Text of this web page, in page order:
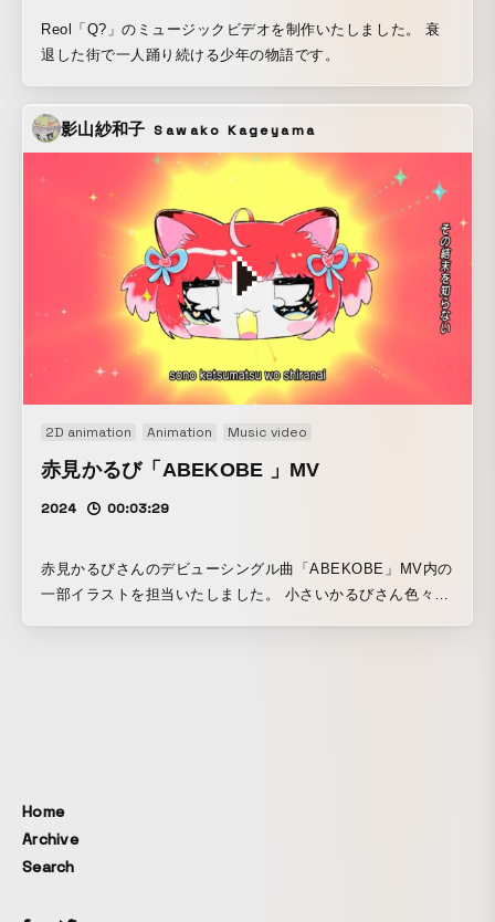
Reol「Q?」のミュージックビデオを制作いたしました。 衰
退した街で一人踊り続ける少年の物語です。
影山紗和子 Sawako Kageyama
2D animation Animation Music video
赤見かるび「ABEKOBE 」MV
2024 00:03:29
赤見かるびさんのデビューシングル曲「ABEKOBE」MV内の
一部イラストを担当いたしました。 小さいかるびさん色々描
Home
Archive
Search